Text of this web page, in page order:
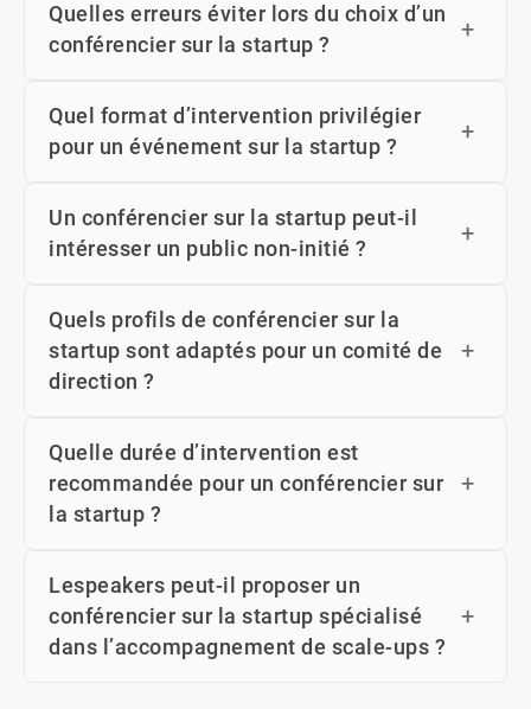
Quelles erreurs éviter lors du choix d’un
conférencier sur la startup ?
Quel format d’intervention privilégier
pour un événement sur la startup ?
Un conférencier sur la startup peut-il
intéresser un public non-initié ?
Quels profils de conférencier sur la
startup sont adaptés pour un comité de
direction ?
Quelle durée d’intervention est
recommandée pour un conférencier sur
la startup ?
Lespeakers peut-il proposer un
conférencier sur la startup spécialisé
dans l’accompagnement de scale-ups ?